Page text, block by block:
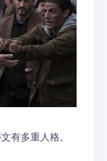
多重人格。